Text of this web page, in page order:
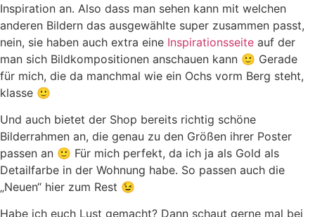
Inspiration an. Also dass man sehen kann mit welchen
anderen Bildern das ausgewählte super zusammen passt,
nein, sie haben auch extra eine Inspirationsseite auf der
man sich Bildkompositionen anschauen kann 🙂 Gerade
für mich, die da manchmal wie ein Ochs vorm Berg steht,
klasse 🙂
Und auch bietet der Shop bereits richtig schöne
Bilderrahmen an, die genau zu den Größen ihrer Poster
passen an 🙂 Für mich perfekt, da ich ja als Gold als
Detailfarbe in der Wohnung habe. So passen auch die
„Neuen“ hier zum Rest 😉
Habe ich euch Lust gemacht? Dann schaut gerne mal bei